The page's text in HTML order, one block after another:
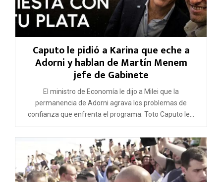
Caputo le pidió a Karina que eche a
Adorni y hablan de Martín Menem
jefe de Gabinete
El ministro de Economía le dijo a Milei que la
permanencia de Adorni agrava los problemas de
confianza que enfrenta el programa. Toto Caputo le...